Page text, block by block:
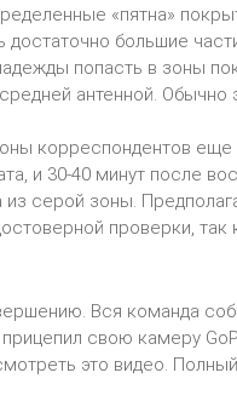
«пятна»
большие
попасть в зоны
антенной.
корреспондентов еще
и 30-40 минут после
серой зоны.
проверки,
Вся команда
свою камеру
это видео.